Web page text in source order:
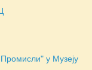
у Музеју